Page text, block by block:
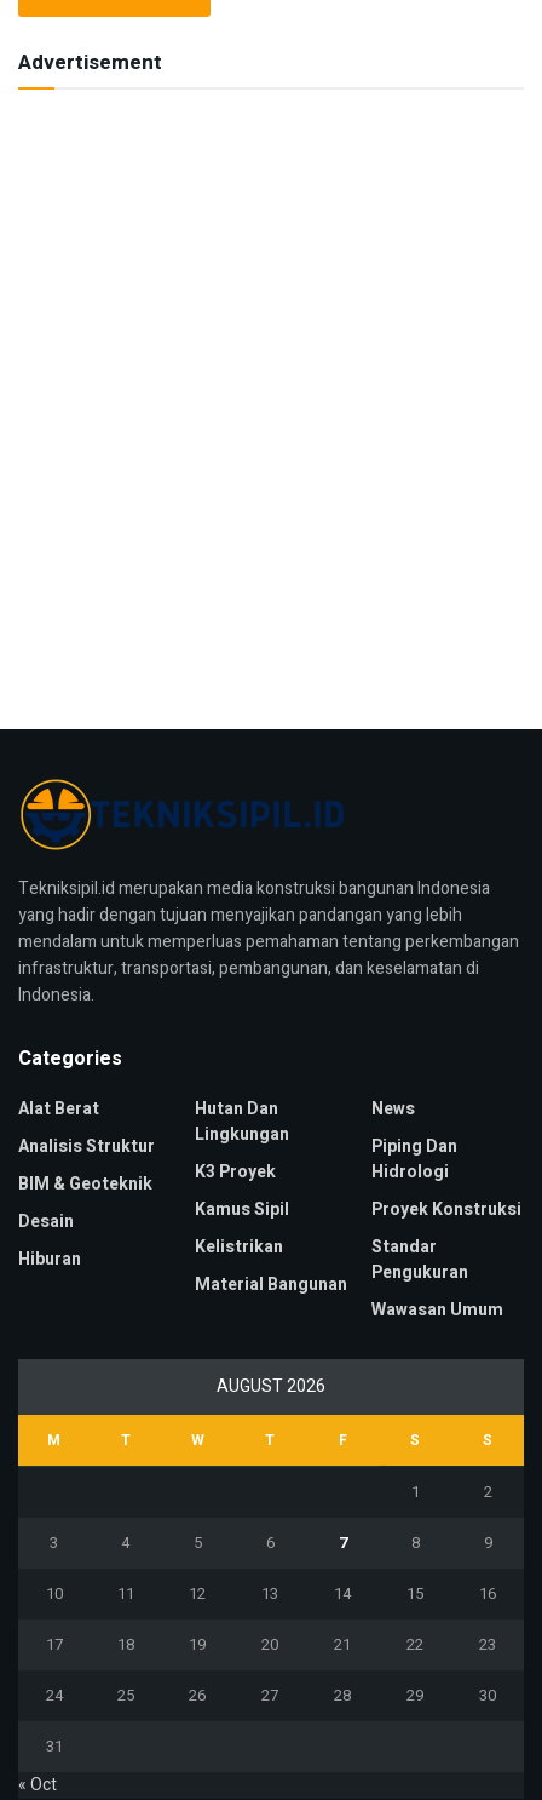
Advertisement
Tekniksipil.id merupakan media konstruksi bangunan Indonesia
yang hadir dengan tujuan menyajikan pandangan yang lebih
mendalam untuk memperluas pemahaman tentang perkembangan
infrastruktur, transportasi, pembangunan, dan keselamatan di
Indonesia.
Categories
Alat Berat
Analisis Struktur
BIM & Geoteknik
Desain
Hiburan
Hutan Dan
Lingkungan
K3 Proyek
Kamus Sipil
Kelistrikan
Material Bangunan
News
Piping Dan
Hidrologi
Proyek Konstruksi
Standar
Pengukuran
Wawasan Umum
AUGUST 2026
M T W T F S S
1 2
3 4 5 6 7 8 9
10 11 12 13 14 15 16
17 18 19 20 21 22 23
24 25 26 27 28 29 30
31
« Oct